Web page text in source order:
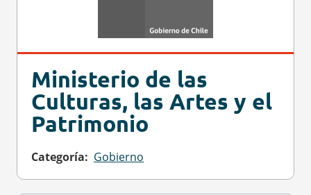
Ministerio de las
Culturas, las Artes y el
Patrimonio
Categoría Gobierno